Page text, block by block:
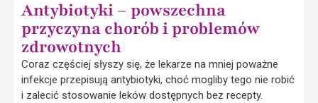
Antybiotyki – powszechna
przyczyna chorób i problemów
zdrowotnych
Coraz częściej słyszy się, że lekarze na mniej poważne
infekcje przepisują antybiotyki, choć mogliby tego nie robić
i zalecić stosowanie leków dostępnych bez recepty.